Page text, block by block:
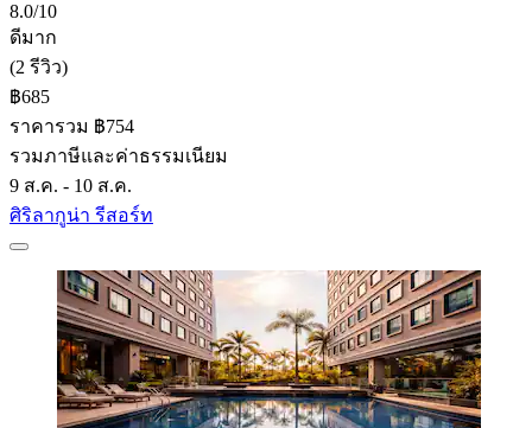
8.0/10
ดีมาก
(2 รีวิว)
฿685
ราคารวม ฿754
รวมภาษีและค่าธรรมเนียม
9 ส.ค. - 10 ส.ค.
ศิริลากูน่า รีสอร์ท